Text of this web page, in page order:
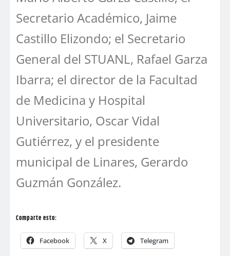
Secretario Académico, Jaime
Castillo Elizondo; el Secretario
General del STUANL, Rafael Garza
Ibarra; el director de la Facultad
de Medicina y Hospital
Universitario, Oscar Vidal
Gutiérrez, y el presidente
municipal de Linares, Gerardo
Guzmán González.
Comparte esto:
Facebook X Telegram